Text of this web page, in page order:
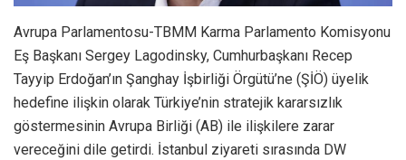
Avrupa Parlamentosu-TBMM Karma Parlamento Komisyonu
Eş Başkanı Sergey Lagodinsky, Cumhurbaşkanı Recep
Tayyip Erdoğan’ın Şanghay İşbirliği Örgütü’ne (ŞİÖ) üyelik
hedefine ilişkin olarak Türkiye’nin stratejik kararsızlık
göstermesinin Avrupa Birliği (AB) ile ilişkilere zarar
vereceğini dile getirdi. İstanbul ziyareti sırasında DW